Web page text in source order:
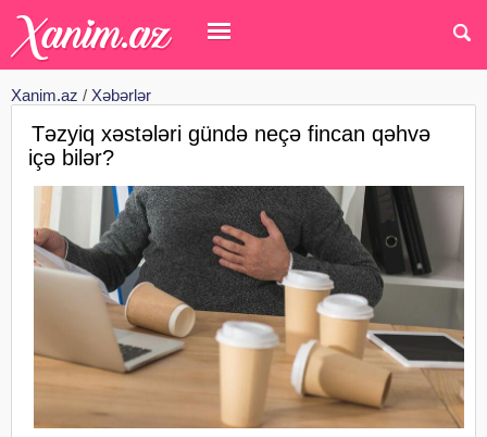
Xanim.az / Xəbərlər
Təzyiq xəstələri gündə neçə fincan qəhvə
içə bilər?